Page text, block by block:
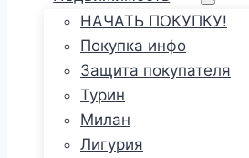
НАЧАТЬ ПОКУПКУ!
Покупка инфо
Защита покупателя
Турин
Милан
Лигурия